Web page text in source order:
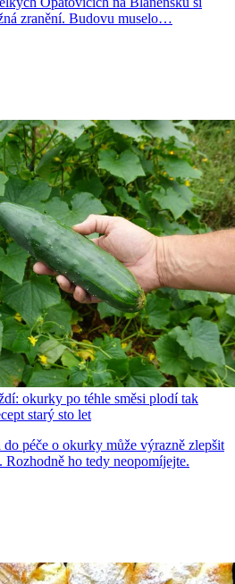
zranění. Budovu muselo…
okurky po téhle směsi plodí tak
starý sto let
péče o okurky může výrazně zlepšit
ho tedy neopomíjejte.